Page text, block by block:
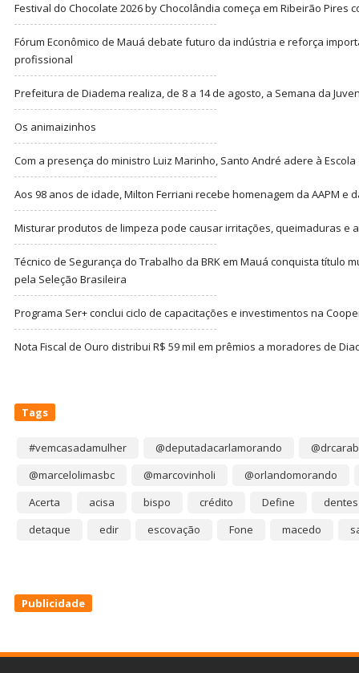
Festival do Chocolate 2026 by Chocolândia começa em Ribeirão Pires
Fórum Econômico de Mauá debate futuro da indústria e reforça
profissional
Prefeitura de Diadema realiza, de 8 a 14 de agosto, a Semana da
Os animaizinhos
Com a presença do ministro Luiz Marinho, Santo André adere à
Aos 98 anos de idade, Milton Ferriani recebe homenagem da AAPM e
Misturar produtos de limpeza pode causar irritações, queimaduras e
Técnico de Segurança do Trabalho da BRK em Mauá conquista título
pela Seleção Brasileira
Programa Ser+ conclui ciclo de capacitações e investimentos na
Nota Fiscal de Ouro distribui R$ 59 mil em prêmios a moradores de
Tags
#vemcasadamulher @deputadacarlamorando
@marcelolimasbc
@marcovinholi
@orlandomorando
Acerta
acisa bispo crédito Define
dentes
detaque
edir escovação Fone macedo
Publicidade